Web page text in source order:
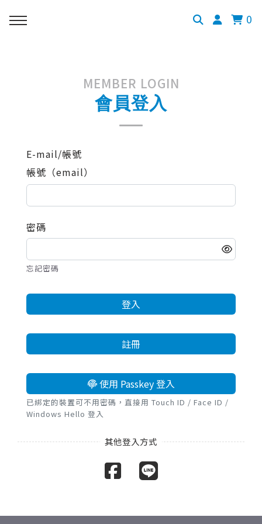
0
MEMBER LOGIN
會員登入
E-mail/帳號
帳號（email）
密碼
忘記密碼
登入
註冊
使用 Passkey 登入
已綁定的裝置可不用密碼，直接用 Touch ID / Face ID /
Windows Hello 登入